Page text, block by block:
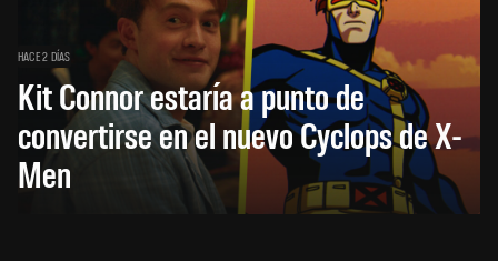
HACE 2 DÍAS
Kit Connor estaría a punto de
convertirse en el nuevo Cyclops de X-
Men